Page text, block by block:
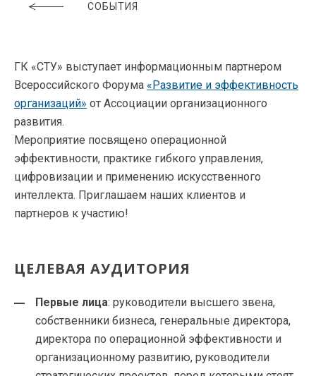
СОБЫТИЯ
ГК «СТУ» выступает информационным партнером
Всероссийского Форума «Развитие и эффективность
организаций» от Ассоциации организационного
развития.
Мероприятие посвящено операционной
эффективности, практике гибкого управления,
цифровизации и применению искусственного
интеллекта. Приглашаем наших клиентов и
партнеров к участию!
ЦЕЛЕВАЯ АУДИТОРИЯ
Первые лица: руководители высшего звена,
собственники бизнеса, генеральные директора,
директора по операционной эффективности и
организационному развитию, руководители